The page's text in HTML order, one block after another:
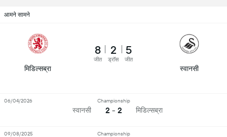
आमने सामने
मिडिल्सब्रा
8
जीत
2
ड्रॉस
5
जीत
स्वानसी
स्वानसी
Championship
2 - 2 मिडिल्सब्रा
06/04/2026
Championship
09/08/2025